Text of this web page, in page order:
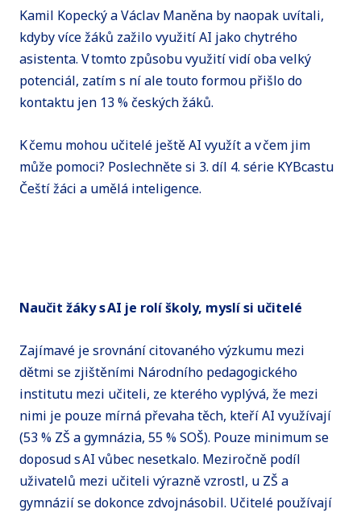
Kamil Kopecký a Václav Maněna by naopak uvítali,
kdyby více žáků zažilo využití AI jako chytrého
asistenta. V tomto způsobu využití vidí oba velký
potenciál, zatím s ní ale touto formou přišlo do
kontaktu jen 13 % českých žáků.
K čemu mohou učitelé ještě AI využít a v čem jim
může pomoci? Poslechněte si 3. díl 4. série KYBcastu
Čeští žáci a umělá inteligence.
Naučit žáky s AI je rolí školy, myslí si učitelé
Zajímavé je srovnání citovaného výzkumu mezi
dětmi se zjištěními Národního pedagogického
institutu mezi učiteli, ze kterého vyplývá, že mezi
nimi je pouze mírná převaha těch, kteří AI využívají
(53 % ZŠ a gymnázia, 55 % SOŠ). Pouze minimum se
doposud s AI vůbec nesetkalo. Meziročně podíl
uživatelů mezi učiteli výrazně vzrostl, u ZŠ a
gymnázií se dokonce zdvojnásobil. Učitelé používají